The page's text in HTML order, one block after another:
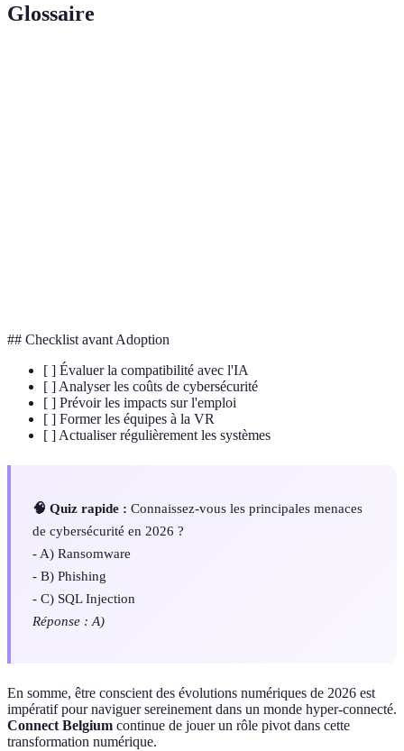
Glossaire
## Checklist avant Adoption
[ ] Évaluer la compatibilité avec l'IA
[ ] Analyser les coûts de cybersécurité
[ ] Prévoir les impacts sur l'emploi
[ ] Former les équipes à la VR
[ ] Actualiser régulièrement les systèmes
🧠 Quiz rapide : Connaissez-vous les principales menaces
de cybersécurité en 2026 ?
- A) Ransomware
- B) Phishing
- C) SQL Injection
Réponse : A)
En somme, être conscient des évolutions numériques de 2026 est
impératif pour naviguer sereinement dans un monde hyper-connecté.
Connect Belgium continue de jouer un rôle pivot dans cette
transformation numérique.